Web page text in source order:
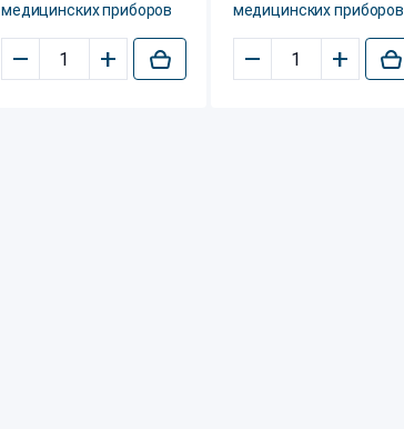
медицинских приборов
– +
медицинских приборов
– +